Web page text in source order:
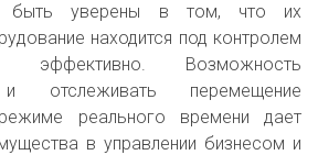
быть уверены в том, что их
находится под контролем
эффективно. Возможность
и отслеживать перемещение
реального времени дает
в управлении бизнесом и